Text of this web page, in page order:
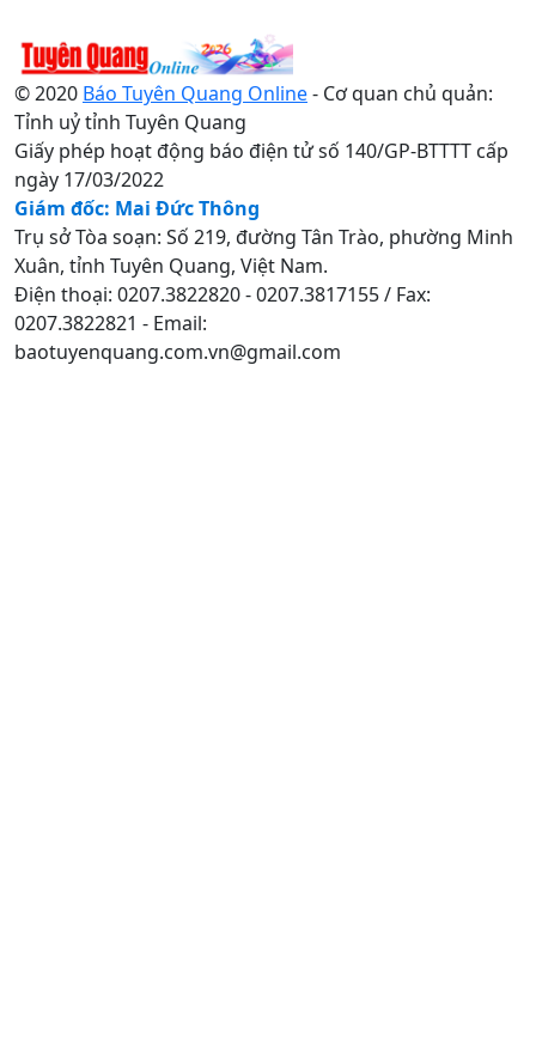
© 2020 Báo Tuyên Quang Online- Cơ quan chủ quản:
Tỉnh uỷ tỉnh Tuyên Quang
Giấy phép hoạt động báo điện tử số 140/GP-BTTTT cấp
ngày 17/03/2022
Giám đốc: Mai Đức Thông
Trụ sở Tòa soạn: Số 219, đường Tân Trào, phường Minh
Xuân, tỉnh Tuyên Quang, Việt Nam.
Điện thoại: 0207.3822820 - 0207.3817155 / Fax:
0207.3822821 - Email:
baotuyenquang.com.vn@gmail.com